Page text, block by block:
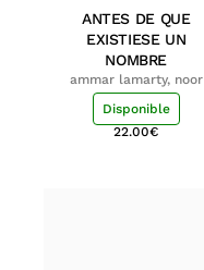
ANTES DE QUE
EXISTIESE UN
NOMBRE
ammar lamarty, noor
Disponible
22.00€